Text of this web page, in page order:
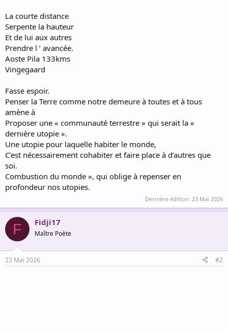
La courte distance
Serpente la hauteur
Et de lui aux autres
Prendre l ’ avancée.
Aoste Pila 133kms
Vingegaard
Fasse espoir.
Penser la Terre comme notre demeure à toutes et à tous
amène à
Proposer une « communauté terrestre » qui serait la «
dernière utopie ».
Une utopie pour laquelle habiter le monde,
C’est nécessairement cohabiter et faire place à d’autres que
soi.
Combustion du monde », qui oblige à repenser en
profondeur nos utopies.
Dernière édition: 23 Mai 2026
F Fidji17
Maître Poète
23 Mai 2026 #2